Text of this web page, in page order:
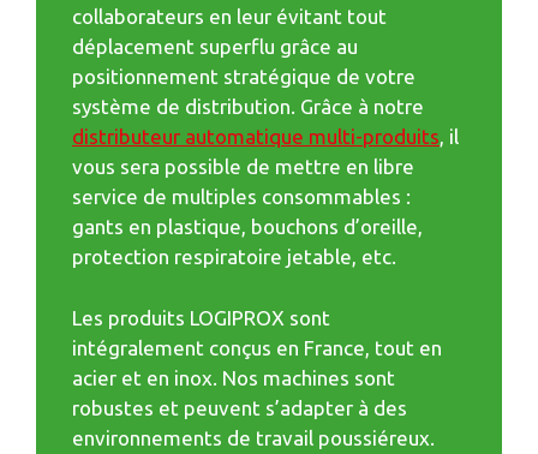
collaborateurs en leur évitant tout
déplacement superflu grâce au
positionnement stratégique de votre
système de distribution. Grâce à notre
distributeur automatique multi-produits, il
vous sera possible de mettre en libre
service de multiples consommables :
gants en plastique, bouchons d’oreille,
protection respiratoire jetable, etc.
Les produits LOGIPROX sont
intégralement conçus en France, tout en
acier et en inox. Nos machines sont
robustes et peuvent s’adapter à des
environnements de travail poussiéreux.